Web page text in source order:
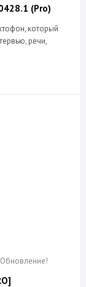
(Pro)
который
речи,